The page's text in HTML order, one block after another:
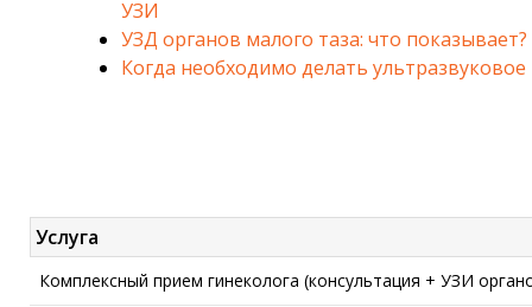
УЗИ
УЗД органов малого таза: что показывает?
Когда необходимо делать ультразвуковое
Услуга
Комплексный прием гинеколога (консультация + УЗИ